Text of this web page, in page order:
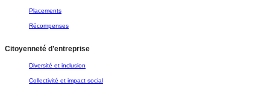
Placements
Récompenses
Citoyenneté d’entreprise
Diversité et inclusion
Collectivité et impact social